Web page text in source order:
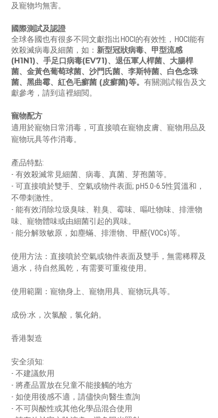
及寵物均無害。
國際測試及認證
全球各國也有很多不同文獻指出HOCl的有效性，HOCl能有
效殺滅病毒及細菌，如： 新型冠狀病毒、甲型流感
(H1N1)、手足口病毒(EV71)、退伍軍人桿菌、大腸桿
菌、金黃色葡萄球菌、沙門氏菌、李斯特菌、白色念珠
菌、黑曲霉、紅色毛癬菌 (皮癬菌)等。 有關測試報告及文
獻參考，請到這裡細閲。
寵物配方
適用於寵物日常消毒，可直接噴在寵物皮膚、寵物用品及
寵物玩具等作消毒。
產品特點:
- 有效殺滅常見細菌、病毒、真菌、芽孢菌等。
- 可直接噴於雙手、空氣或物件表面; pH5.0-6.5性質溫和，
不帶刺激性。
- 能有效消除垃圾臭味、鞋臭、霉味、嘔吐物味、排泄物
味、寵物體味或由細菌引起的異味。
- 能分解致敏原，如塵蟎、排泄物、甲醛(VOCs)等。
使用方法：直接噴於空氣或物件表面及雙手，無需稀釋及
過水，待自然風乾，有需要可重複使用。
使用範圍：寵物身上、寵物用具、寵物玩具等。
成份:水，次氯酸，氯化鈉。
香港製造
安全須知:
- 不建議飲用
- 將產品置放在兒童不能接觸的地方
- 如使用後感不適，請儘快向醫生查詢
- 不可與酸性或其他化學品混合使用